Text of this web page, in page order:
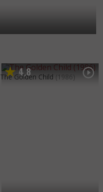
4,8
The Golden Child (1986)